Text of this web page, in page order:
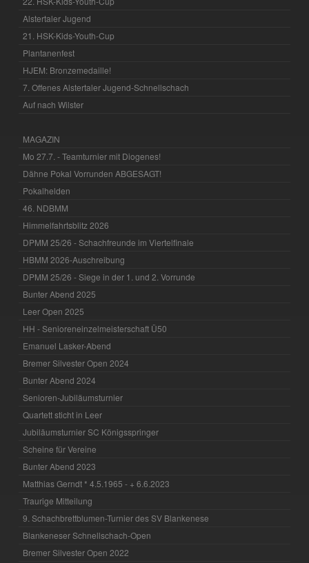
Alstertaler Jugend
21. HSK-Kids-Youth-Cup
Plantanenfest
HJEM: Bronzemedaille!
7. Offenes Alstertaler Jugend-Schnellschach
Auf nach Wilster
MAGAZIN
Mo 27.7. - Teamturnier mit Diogenes!
Dähne Pokal Vorrunden ABGESAGT!
Pokalhelden
46. NDBMM
Himmelfahrtsblitz 2026
DPMM 25/26 - Schachfreunde im Viertelfinale
HBMM 2026-Auschreibung
DPMM 25/26 - Siege in der 1. und 2. Vorrunde
Bunter Abend 2025
Leer Open 2025
HH - Senioreneinzelmeisterschaft Ü50
Emanuel Lasker-Abend
Bremer Silvester Open 2024
Bunter Abend 2024
Senioren-Jubiläumsturnier
Quartett sticht in Leer
Jubiläumsturnier SC Königsspringer
Scheine für Vereine
Bunter Abend 2023
Matthias Gerndt * 4.5.1965 - + 6.6.2023
Traurige Mitteilung
9. Schachbrettblumen-Turnier des SV Blankenese
Blankeneser Schnellschach-Open
Bremer Silvester Open 2022